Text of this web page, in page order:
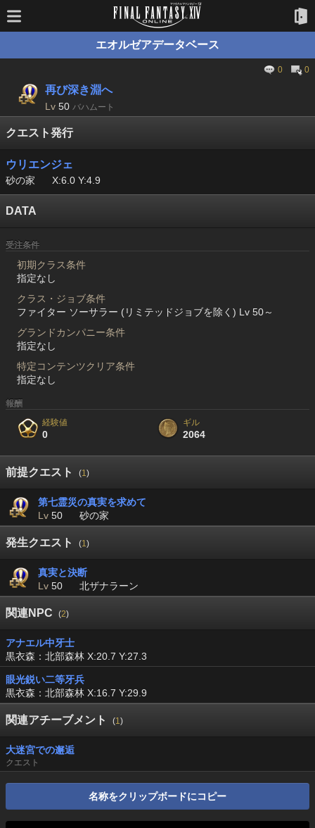
エオルゼアデータベース
0 0
再び深き淵へ
Lv 50 バハムート
クエスト発行
ウリエンジェ
砂の家 X:6.0 Y:4.9
DATA
受注条件
初期クラス条件
指定なし
クラス・ジョブ条件
ファイター ソーサラー (リミテッドジョブを除く) Lv 50～
グランドカンパニー条件
指定なし
特定コンテンツクリア条件
指定なし
報酬
経験値
0
ギル
2064
前提クエスト (1)
第七霊災の真実を求めて
Lv 50 砂の家
発生クエスト (1)
真実と決断
Lv 50 北ザナラーン
関連NPC (2)
アナエル中牙士
黒衣森：北部森林 X:20.7 Y:27.3
眼光鋭い二等牙兵
黒衣森：北部森林 X:16.7 Y:29.9
関連アチーブメント (1)
大迷宮での邂逅
クエスト
名称をクリップボードにコピー